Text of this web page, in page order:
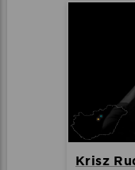
Krisz